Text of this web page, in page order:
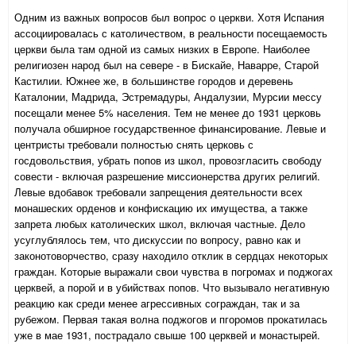
Одним из важных вопросов был вопрос о церкви. Хотя Испания
ассоциировалась с католичеством, в реальности посещаемость
церкви была там одной из самых низких в Европе. Наиболее
религиозен народ был на севере - в Бискайе, Наварре, Старой
Кастилии. Южнее же, в большинстве городов и деревень
Каталонии, Мадрида, Эстремадуры, Андалузии, Мурсии мессу
посещали менее 5% населения. Тем не менее до 1931 церковь
получала обширное государственное финансирование. Левые и
центристы требовали полностью снять церковь с
госдовольствия, убрать попов из школ, провозгласить свободу
совести - включая разрешение миссионерства других религий.
Левые вдобавок требовали запрещения деятельности всех
монашеских орденов и конфискацию их имущества, а также
запрета любых католических школ, включая частные. Дело
усуглублялось тем, что дискуссии по вопросу, равно как и
законотоворчество, сразу находило отклик в сердцах некоторых
граждан. Которые выражали свои чувства в погромах и поджогах
церквей, а порой и в убийствах попов. Что вызывало негативную
реакцию как среди менее агрессивных сограждан, так и за
рубежом. Первая такая волна поджогов и пгоромов прокатилась
уже в мае 1931, пострадало свыше 100 церквей и монастырей.